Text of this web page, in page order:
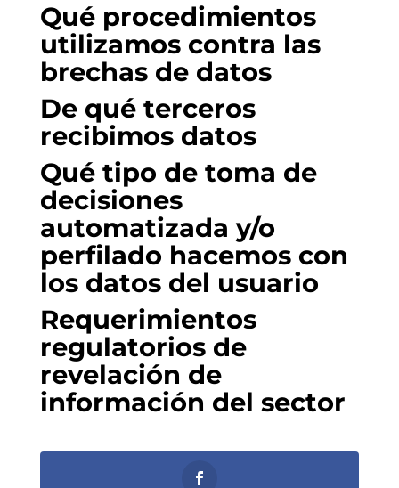
Qué procedimientos
utilizamos contra las
brechas de datos
De qué terceros
recibimos datos
Qué tipo de toma de
decisiones
automatizada y/o
perfilado hacemos con
los datos del usuario
Requerimientos
regulatorios de
revelación de
información del sector